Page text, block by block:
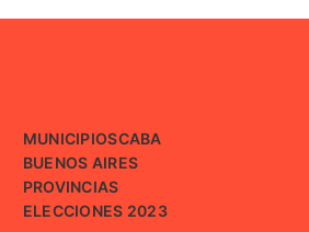
MUNICIPIOSCABA
BUENOS AIRES
PROVINCIAS
ELECCIONES 2023